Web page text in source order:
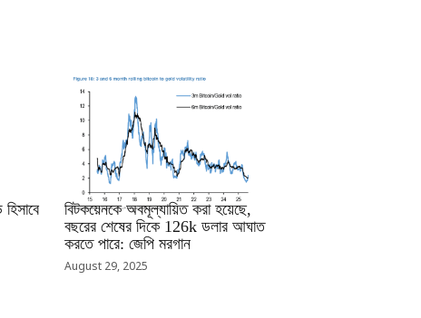
RRCNEWS_BN
বিটকয়েনকে অবমূল্যায়িত করা হয়েছে,
বছরের শেষের দিকে 126k ডলার আঘাত
করতে পারে: জেপি মরগান
August 29, 2025